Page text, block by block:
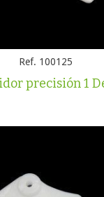
Ref. 100125
precisión 1